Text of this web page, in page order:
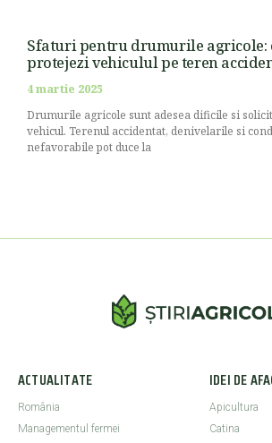
Sfaturi pentru drumurile agricole:
protejezi vehiculul pe teren
4 martie 2025
Drumurile agricole sunt adesea dificile si
vehicul. Terenul accidentat, denivelarile si
nefavorabile pot duce la
ACTUALITATE
România
Managementul fermei
IDEI DE
Apicultura
Catina